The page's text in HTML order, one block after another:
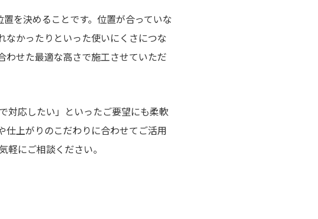
を決めることです。位置が合っていな
なかったりといった使いにくさにつな
わせた最適な高さで施工させていただ
対応したい」といったご要望にも柔軟
仕上がりのこだわりに合わせてご活用
にご相談ください。